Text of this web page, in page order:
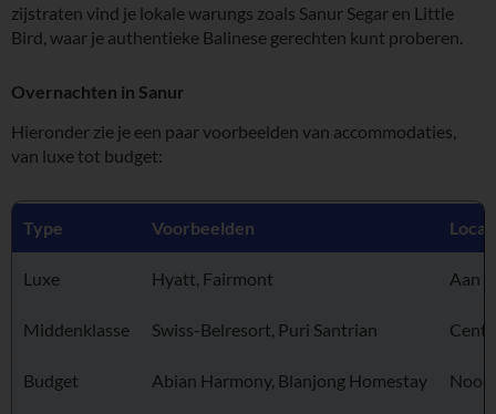
zijstraten vind je lokale warungs zoals Sanur Segar en Little
Bird, waar je authentieke Balinese gerechten kunt proberen.
Overnachten in Sanur
Hieronder zie je een paar voorbeelden van accommodaties,
van luxe tot budget:
Type Voorbeelden
Luxe Hyatt, Fairmont Aan
Middenklasse Swiss-Belresort, Puri Santrian
Budget Abian Harmony, Blanjong Homestay